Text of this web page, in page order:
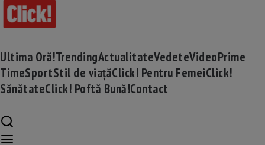
Ultima Oră!TrendingActualitateVedeteVideoPrime
TimeSportStil de viațăClick! Pentru FemeiClick!
SănătateClick! Poftă Bună!Contact